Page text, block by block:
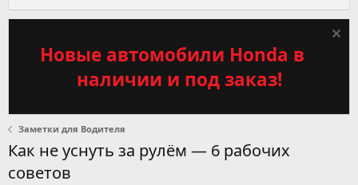
Новые автомобили Honda в
наличии и под заказ!
Заметки для Водителя
Как не уснуть за рулём — 6 рабочих
советов